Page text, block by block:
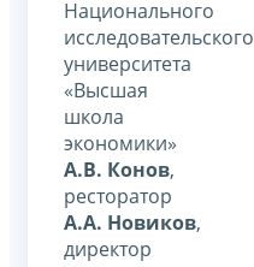
Национального
исследовательского
университета
«Высшая
школа
экономики»
А.В. Конов,
ресторатор
А.А. Новиков,
директор